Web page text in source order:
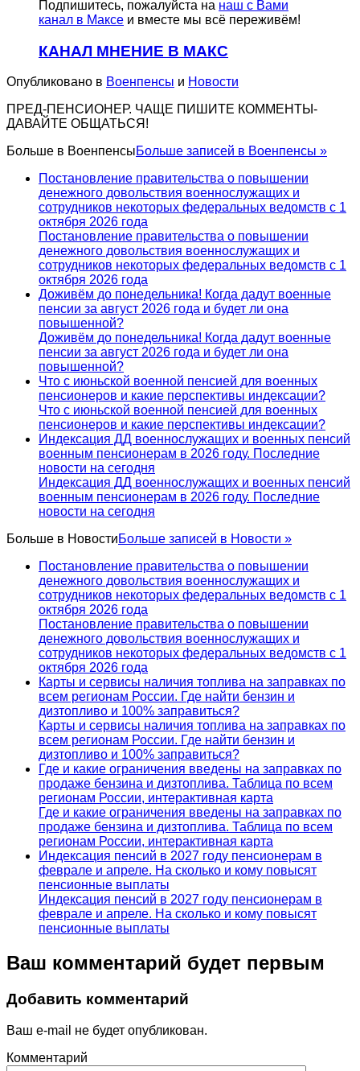
Подпишитесь, пожалуйста на наш с Вами
канал в Максе и вместе мы всё переживём!
КАНАЛ МНЕНИЕ В МАКС
Опубликовано в Военпенсы и Новости
ПРЕД-ПЕНСИОНЕР. ЧАЩЕ ПИШИТЕ КОММЕНТЫ-
ДАВАЙТЕ ОБЩАТЬСЯ!
Больше в ВоенпенсыБольше записей в Военпенсы »
Постановление правительства о повышении
денежного довольствия военнослужащих и
сотрудников некоторых федеральных ведомств с 1
октября 2026 года
Постановление правительства о повышении
денежного довольствия военнослужащих и
сотрудников некоторых федеральных ведомств с 1
октября 2026 года
Доживём до понедельника! Когда дадут военные
пенсии за август 2026 года и будет ли она
повышенной?
Доживём до понедельника! Когда дадут военные
пенсии за август 2026 года и будет ли она
повышенной?
Что с июньской военной пенсией для военных
пенсионеров и какие перспективы индексации?
Что с июньской военной пенсией для военных
пенсионеров и какие перспективы индексации?
Индексация ДД военнослужащих и военных пенсий
военным пенсионерам в 2026 году. Последние
новости на сегодня
Индексация ДД военнослужащих и военных пенсий
военным пенсионерам в 2026 году. Последние
новости на сегодня
Больше в НовостиБольше записей в Новости »
Постановление правительства о повышении
денежного довольствия военнослужащих и
сотрудников некоторых федеральных ведомств с 1
октября 2026 года
Постановление правительства о повышении
денежного довольствия военнослужащих и
сотрудников некоторых федеральных ведомств с 1
октября 2026 года
Карты и сервисы наличия топлива на заправках по
всем регионам России. Где найти бензин и
дизтопливо и 100% заправиться?
Карты и сервисы наличия топлива на заправках по
всем регионам России. Где найти бензин и
дизтопливо и 100% заправиться?
Где и какие ограничения введены на заправках по
продаже бензина и дизтоплива. Таблица по всем
регионам России, интерактивная карта
Где и какие ограничения введены на заправках по
продаже бензина и дизтоплива. Таблица по всем
регионам России, интерактивная карта
Индексация пенсий в 2027 году пенсионерам в
феврале и апреле. На сколько и кому повысят
пенсионные выплаты
Индексация пенсий в 2027 году пенсионерам в
феврале и апреле. На сколько и кому повысят
пенсионные выплаты
Ваш комментарий будет первым
Добавить комментарий
Ваш e-mail не будет опубликован.
Комментарий